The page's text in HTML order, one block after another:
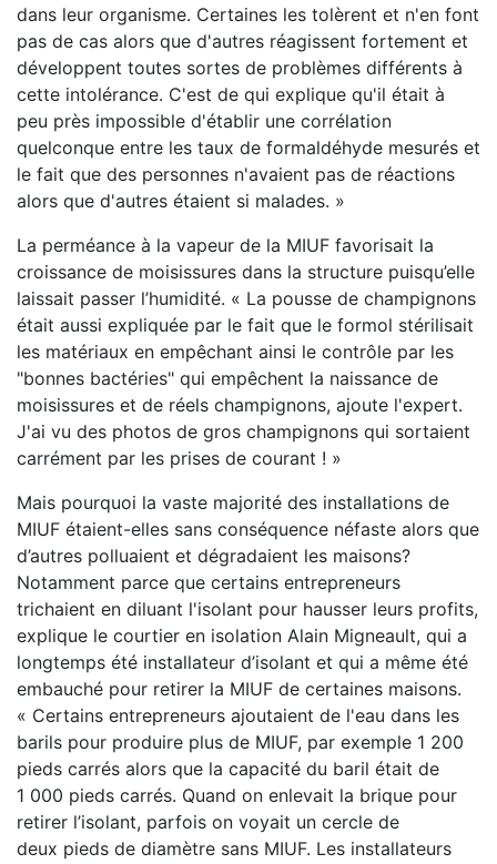
dans leur organisme. Certaines les tolèrent et n'en font
pas de cas alors que d'autres réagissent fortement et
développent toutes sortes de problèmes différents à
cette intolérance. C'est de qui explique qu'il était à
peu près impossible d'établir une corrélation
quelconque entre les taux de formaldéhyde mesurés et
le fait que des personnes n'avaient pas de réactions
alors que d'autres étaient si malades. »
La perméance à la vapeur de la MIUF favorisait la
croissance de moisissures dans la structure puisqu’elle
laissait passer l’humidité. « La pousse de champignons
était aussi expliquée par le fait que le formol stérilisait
les matériaux en empêchant ainsi le contrôle par les
"bonnes bactéries" qui empêchent la naissance de
moisissures et de réels champignons, ajoute l'expert.
J'ai vu des photos de gros champignons qui sortaient
carrément par les prises de courant ! »
Mais pourquoi la vaste majorité des installations de
MIUF étaient-elles sans conséquence néfaste alors que
d’autres polluaient et dégradaient les maisons?
Notamment parce que certains entrepreneurs
trichaient en diluant l'isolant pour hausser leurs profits,
explique le courtier en isolation Alain Migneault, qui a
longtemps été installateur d’isolant et qui a même été
embauché pour retirer la MIUF de certaines maisons.
« Certains entrepreneurs ajoutaient de l'eau dans les
barils pour produire plus de MIUF, par exemple 1 200
pieds carrés alors que la capacité du baril était de
1 000 pieds carrés. Quand on enlevait la brique pour
retirer l’isolant, parfois on voyait un cercle de
deux pieds de diamètre sans MIUF. Les installateurs